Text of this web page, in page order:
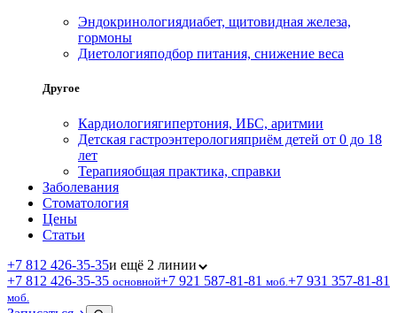
Эндокринологиядиабет, щитовидная железа,
гормоны
Диетологияподбор питания, снижение веса
Другое
Кардиологиягипертония, ИБС, аритмии
Детская гастроэнтерологияприём детей от 0 до 18
лет
Терапияобщая практика, справки
Заболевания
Стоматология
Цены
Статьи
+7 812 426‑35‑35и ещё 2 линии
+7 812 426‑35‑35 основной+7 921 587‑81‑81 моб. +7 931 357‑81‑81
моб.